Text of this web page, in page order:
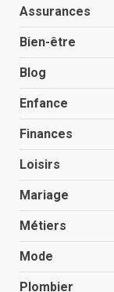
Assurances
Bien-être
Blog
Enfance
Finances
Loisirs
Mariage
Métiers
Mode
Plombier